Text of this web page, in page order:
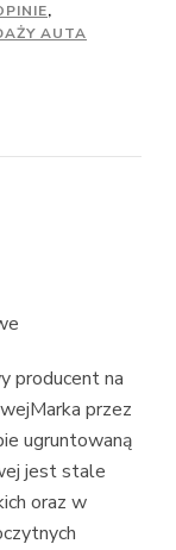
,
AUTA
producent na
przez
ugruntowaną
jest stale
oraz w